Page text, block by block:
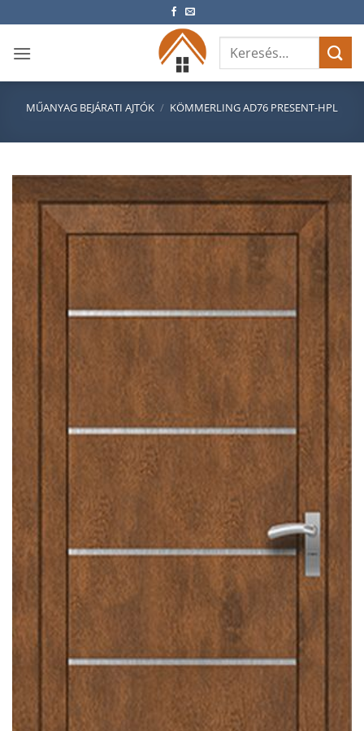
to
content
Keresés
következőre:
MŰANYAG BEJÁRATI AJTÓK / KÖMMERLING AD76 PRESENT-HPL